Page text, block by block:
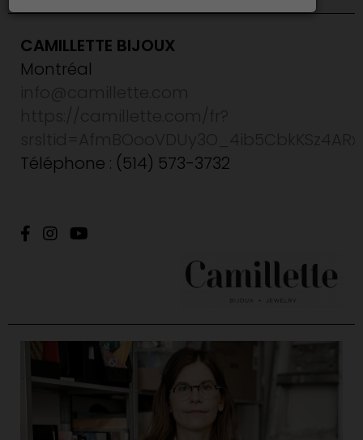
CAMILLETTE BIJOUX
Montréal
Téléphone : (514) 573-3732